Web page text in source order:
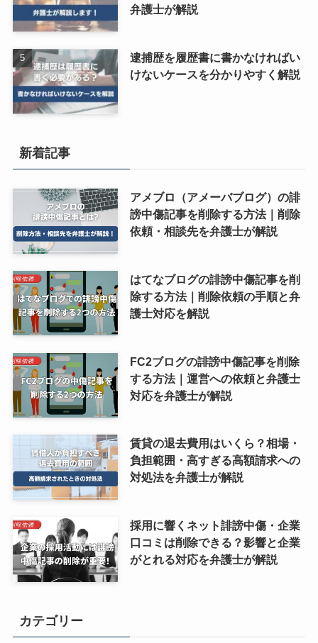
弁護士が解説
逮捕歴を履歴書に書かなければい
けないケースを分かりやすく解説
新着記事
アメブロ（アメーバブログ）の誹
謗中傷記事を削除する方法｜削除
依頼・相談先を弁護士が解説
はてなブログの誹謗中傷記事を削
除する方法｜削除依頼の手順と弁
護士対応を解説
FC2ブログの誹謗中傷記事を削除
する方法｜運営への依頼と弁護士
対応を弁護士が解説
賃貸の退去費用はいくら？相場・
負担範囲・高すぎる高額請求への
対処法を弁護士が解説
採用に響くネット誹謗中傷・企業
口コミは削除できる？影響と企業
がとれる対応を弁護士が解説
カテゴリー